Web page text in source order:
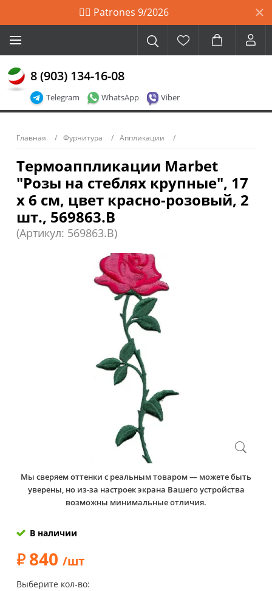
🙋‍♀️ Patrones 9/2026
Telegram WhatsApp Viber
8 (903) 134-16-08
Главная Фурнитура Аппликации
Термоаппликации Marbet
"Розы на стеблях крупные", 17
х 6 см, цвет красно-розовый, 2
шт., 569863.B
(Артикул: 569863.B)
Мы сверяем оттенки с реальным товаром — можете быть
уверены, но из-за настроек экрана Вашего устройства
возможны минимальные отличия.
В наличии
840 /шт
Выберите кол-во: